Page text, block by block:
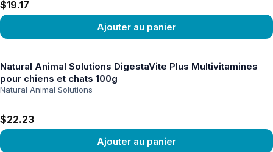
$19.17
Ajouter au panier
Natural Animal Solutions DigestaVite Plus Multivitamines
pour chiens et chats 100g
Natural Animal Solutions
$22.23
Ajouter au panier